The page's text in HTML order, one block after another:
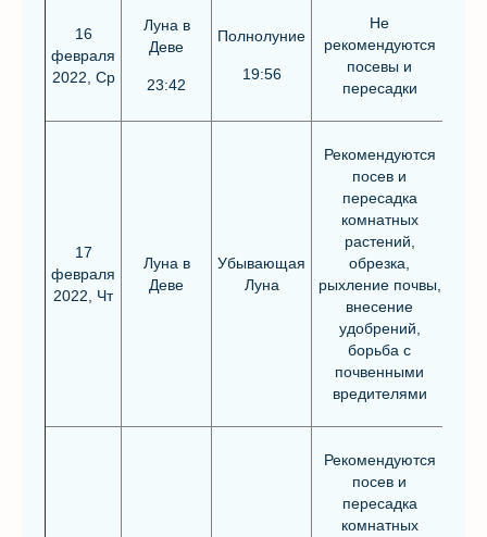
16
февраля
2022, Ср
Луна в
Деве
23:42
Полнолуние
19:56
Не
рекомендуются
посевы и
пересадки
17
февраля
2022, Чт
Луна в
Деве
Убывающая
Луна
Рекомендуются
посев и
пересадка
комнатных
растений,
обрезка,
рыхление почвы,
внесение
удобрений,
борьба с
почвенными
вредителями
Рекомендуются
посев и
пересадка
комнатных